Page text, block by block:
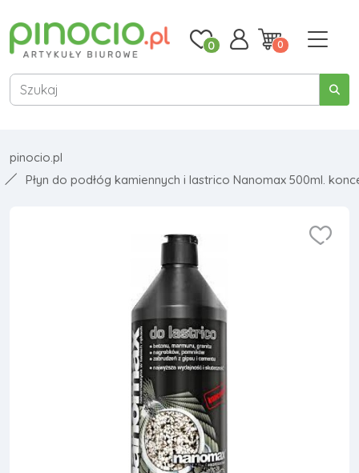
0 0
pinocio.pl
Płyn do podłóg kamiennych i lastrico Nanomax 500ml.